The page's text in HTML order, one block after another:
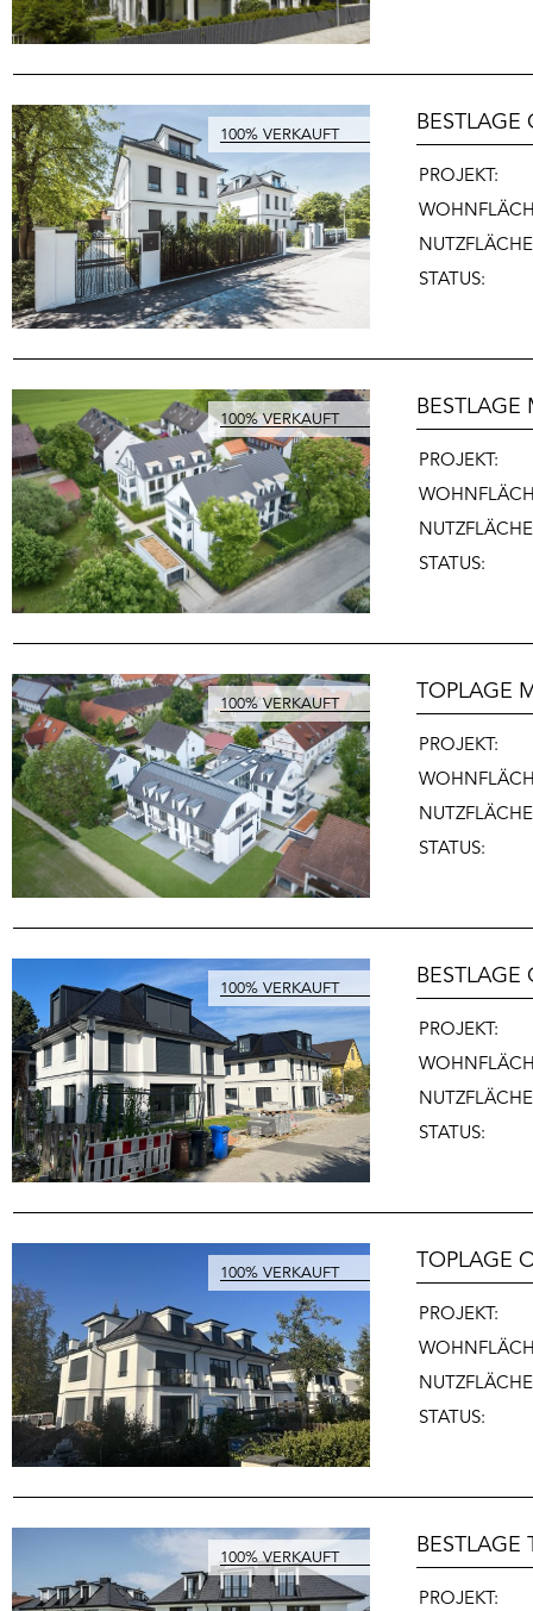
BESTLAGE
PROJEKT:
STATUS:
BESTLAGE
PROJEKT:
NUTZFLÄCHE
STATUS:
TOPLAGE
PROJEKT:
NUTZFLÄCHE
STATUS:
BESTLAGE
PROJEKT:
STATUS:
TOPLAGE
PROJEKT:
STATUS:
BESTLAGE
PROJEKT: